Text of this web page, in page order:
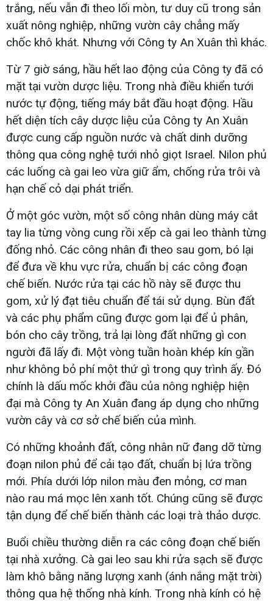
trắng, nếu vẫn đi theo lối mòn, tư duy cũ trong sản
xuất nông nghiệp, những vườn cây chẳng mấy
chốc khô khát. Nhưng với Công ty An Xuân thì khác.
Từ 7 giờ sáng, hầu hết lao động của Công ty đã có
mặt tại vườn dược liệu. Trong nhà điều khiển tưới
nước tự động, tiếng máy bắt đầu hoạt động. Hầu
hết diện tích cây dược liệu của Công ty An Xuân
được cung cấp nguồn nước và chất dinh dưỡng
thông qua công nghệ tưới nhỏ giọt Israel. Nilon phủ
các luống cà gai leo vừa giữ ẩm, chống rửa trôi và
hạn chế cỏ dại phát triển.
Ở một góc vườn, một số công nhân dùng máy cắt
tay lia từng vòng cung rồi xếp cà gai leo thành từng
đống nhỏ. Các công nhân đi theo sau gom, bó lại
để đưa về khu vực rửa, chuẩn bị các công đoạn
chế biến. Nước rửa tại các hồ này sẽ được thu
gom, xử lý đạt tiêu chuẩn để tái sử dụng. Bùn đất
và các phụ phẩm cũng được gom lại để ủ phân,
bón cho cây trồng, trả lại lòng đất những gì con
người đã lấy đi. Một vòng tuần hoàn khép kín gần
như không bỏ phí một thứ gì trong quy trình ấy. Đó
chính là dấu mốc khởi đầu của nông nghiệp hiện
đại mà Công ty An Xuân đang áp dụng cho những
vườn cây và cơ sở chế biến của mình.
Có những khoảnh đất, công nhân nữ đang dỡ từng
đoạn nilon phủ để cải tạo đất, chuẩn bị lứa trồng
mới. Phía dưới lớp nilon màu đen mỏng, cơ man
nào rau má mọc lên xanh tốt. Chúng cũng sẽ được
tận dụng để chế biến thành các loại trà thảo dược.
Buổi chiều thường diễn ra các công đoạn chế biến
tại nhà xưởng. Cà gai leo sau khi rửa sạch sẽ được
làm khô bằng năng lượng xanh (ánh nắng mặt trời)
thông qua hệ thống nhà kính. Trong nhà kính có hệ